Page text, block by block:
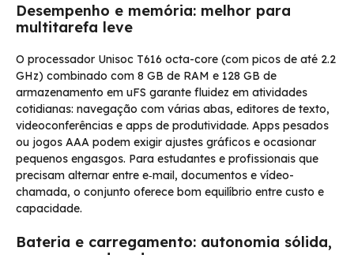
Desempenho e memória: melhor para
multitarefa leve
O processador Unisoc T616 octa-core (com picos de até 2.2
GHz) combinado com 8 GB de RAM e 128 GB de
armazenamento em uFS garante fluidez em atividades
cotidianas: navegação com várias abas, editores de texto,
videoconferências e apps de produtividade. Apps pesados
ou jogos AAA podem exigir ajustes gráficos e ocasionar
pequenos engasgos. Para estudantes e profissionais que
precisam alternar entre e‑mail, documentos e vídeo-
chamada, o conjunto oferece bom equilíbrio entre custo e
capacidade.
Bateria e carregamento: autonomia sólida,